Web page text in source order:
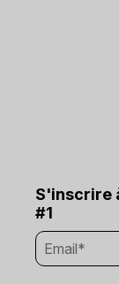
S'inscrire
#1